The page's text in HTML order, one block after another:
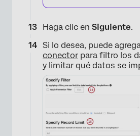
Haga clic en Siguiente.
Si lo desea, puede
conector para filtro los
y limitar qué datos se